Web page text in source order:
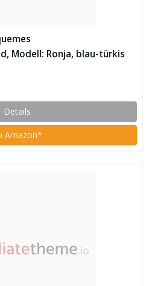
Modell: Ronja, blau-türkis
Details
Amazon*